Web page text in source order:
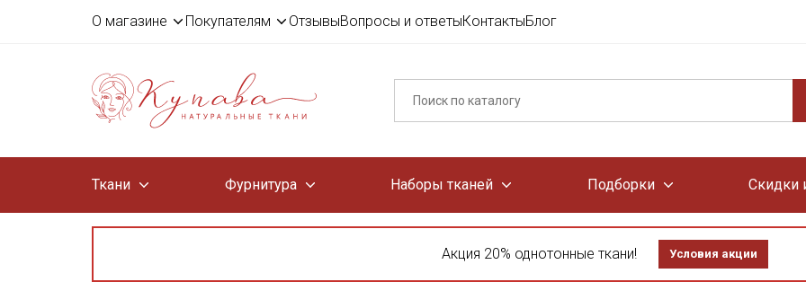
О магазине Покупателям ОтзывыВопросы и ответыКонтактыБлог
Ткани Фурнитура Наборы тканей Подборки Скидки
Акция 20% однотонные ткани! Условия акции